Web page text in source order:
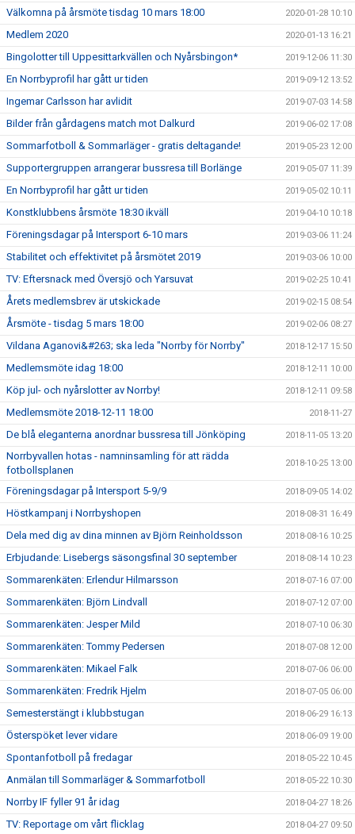
Välkomna på årsmöte tisdag 10 mars 18:00 2020-01-28 10:10
Medlem 2020 2020-01-13 16:21
Bingolotter till Uppesittarkvällen och Nyårsbingon* 2019-12-06 11:30
En Norrbyprofil har gått ur tiden 2019-09-12 13:52
Ingemar Carlsson har avlidit 2019-07-03 14:58
Bilder från gårdagens match mot Dalkurd 2019-06-02 17:08
Sommarfotboll & Sommarläger - gratis deltagande! 2019-05-23 12:00
Supportergruppen arrangerar bussresa till Borlänge 2019-05-07 11:39
En Norrbyprofil har gått ur tiden 2019-05-02 10:11
Konstklubbens årsmöte 18:30 ikväll 2019-04-10 10:18
Föreningsdagar på Intersport 6-10 mars 2019-03-06 11:24
Stabilitet och effektivitet på årsmötet 2019 2019-03-06 10:00
TV: Eftersnack med Översjö och Yarsuvat 2019-02-25 10:41
Årets medlemsbrev är utskickade 2019-02-15 08:54
Årsmöte - tisdag 5 mars 18:00 2019-02-06 08:27
Vildana Aganovi&#263; ska leda "Norrby för Norrby" 2018-12-17 15:50
Medlemsmöte idag 18:00 2018-12-11 10:00
Köp jul- och nyårslotter av Norrby! 2018-12-11 09:58
Medlemsmöte 2018-12-11 18:00 2018-11-27
De blå eleganterna anordnar bussresa till Jönköping 2018-11-05 13:20
Norrbyvallen hotas - namninsamling för att rädda
fotbollsplanen
2018-10-25 13:00
Föreningsdagar på Intersport 5-9/9 2018-09-05 14:02
Höstkampanj i Norrbyshopen 2018-08-31 16:49
Dela med dig av dina minnen av Björn Reinholdsson 2018-08-16 10:25
Erbjudande: Lisebergs säsongsfinal 30 september 2018-08-14 10:23
Sommarenkäten: Erlendur Hilmarsson 2018-07-16 07:00
Sommarenkäten: Björn Lindvall 2018-07-12 07:00
Sommarenkäten: Jesper Mild 2018-07-10 06:30
Sommarenkäten: Tommy Pedersen 2018-07-08 12:00
Sommarenkäten: Mikael Falk 2018-07-06 06:00
Sommarenkäten: Fredrik Hjelm 2018-07-05 06:00
Semesterstängt i klubbstugan 2018-06-29 16:13
Österspöket lever vidare 2018-06-09 19:00
Spontanfotboll på fredagar 2018-05-22 10:45
Anmälan till Sommarläger & Sommarfotboll 2018-05-22 10:30
Norrby IF fyller 91 år idag 2018-04-27 18:26
TV: Reportage om vårt flicklag 2018-04-27 09:50